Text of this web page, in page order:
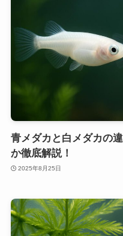
青メダカと白メダカの
か徹底解説！
2025年8月25日